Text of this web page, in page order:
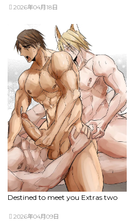
2026年04月18日
Destined to meet you Extras two
2026年04月09日